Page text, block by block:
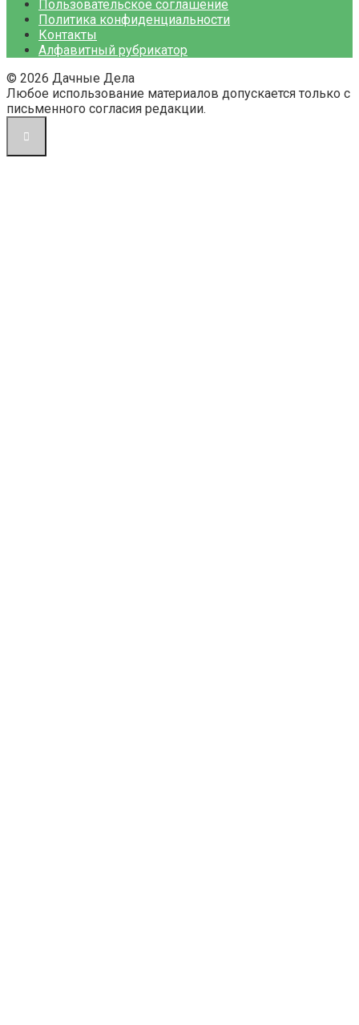
Пользовательское соглашение
Политика конфиденциальности
Контакты
Алфавитный рубрикатор
© 2026 Дачные Дела
Любое использование материалов допускается только с
письменного согласия редакции.